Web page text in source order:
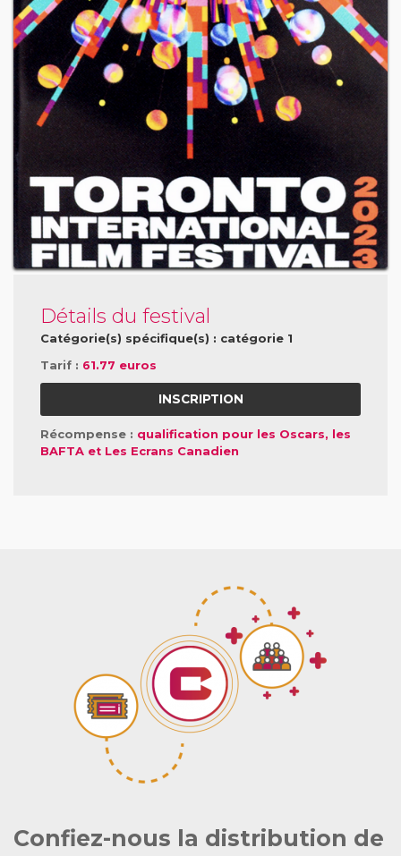
Détails du festival
Catégorie(s) spécifique(s) : catégorie 1
Tarif : 61.77 euros
INSCRIPTION
Récompense : qualification pour les Oscars, les
BAFTA et Les Ecrans Canadien
Confiez-nous la distribution de